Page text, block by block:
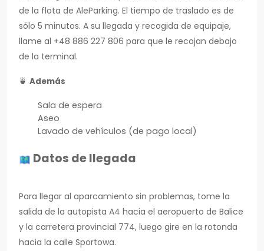
de la flota de AleParking. El tiempo de traslado es de
sólo 5 minutos. A su llegada y recogida de equipaje,
llame al +48 886 227 806 para que le recojan debajo
de la terminal.
🍵 Además
Sala de espera
Aseo
Lavado de vehículos (de pago local)
Datos de llegada
Para llegar al aparcamiento sin problemas, tome la
salida de la autopista A4 hacia el aeropuerto de Balice
y la carretera provincial 774, luego gire en la rotonda
hacia la calle Sportowa.